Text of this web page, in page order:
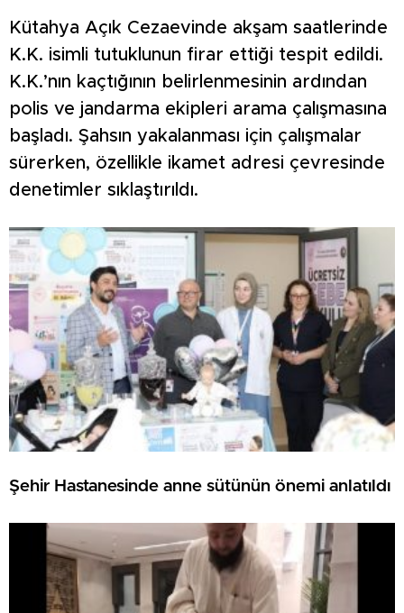
Kütahya Açık Cezaevinde akşam saatlerinde
K.K. isimli tutuklunun firar ettiği tespit edildi.
K.K.’nın kaçtığının belirlenmesinin ardından
polis ve jandarma ekipleri arama çalışmasına
başladı. Şahsın yakalanması için çalışmalar
sürerken, özellikle ikamet adresi çevresinde
denetimler sıklaştırıldı.
Şehir Hastanesinde anne sütünün önemi anlatıldı